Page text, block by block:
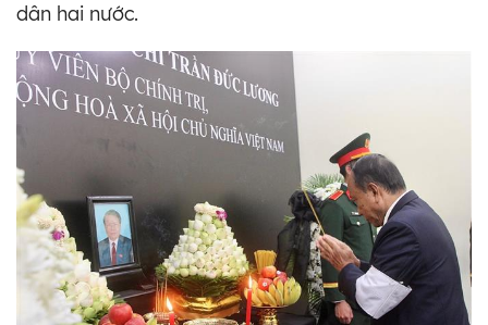
dân hai nước.